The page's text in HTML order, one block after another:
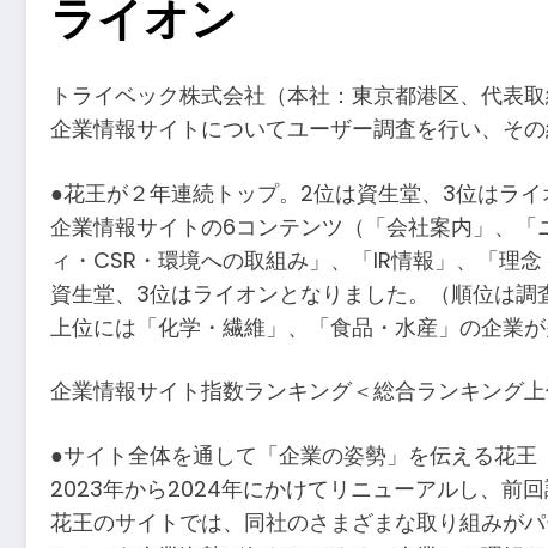
ライオン
トライベック株式会社（本社：東京都港区、代表
企業情報サイトについてユーザー調査を行い、その
●花王が２年連続トップ。2位は資生堂、3位はライ
企業情報サイトの6コンテンツ（「会社案内」、
ィ・CSR・環境への取組み」、「IR情報」、「理
資生堂、3位はライオンとなりました。（順位は調
上位には「化学・繊維」、「食品・水産」の企業が
企業情報サイト指数ランキング＜総合ランキング
●サイト全体を通して「企業の姿勢」を伝える花王
2023年から2024年にかけてリニューアルし、前回
花王のサイトでは、同社のさまざまな取り組みが